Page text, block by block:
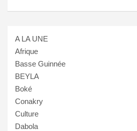
A LA UNE
Afrique
Basse Guinnée
BEYLA
Boké
Conakry
Culture
Dabola